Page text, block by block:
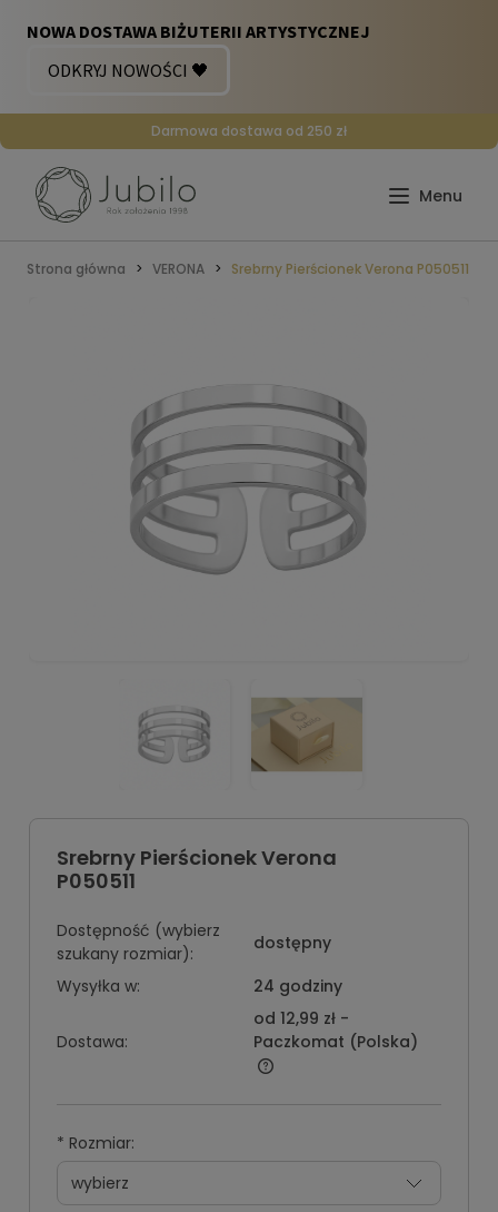
Darmowa dostawa od 250 zł
Strona główna VERONA Srebrny Pierścionek Verona P050511
Srebrny Pierścionek Verona
P050511
Dostępność (wybierz
szukany rozmiar):
dostępny
Wysyłka w:
24 godziny
Dostawa:
od 12,99 zł -
Paczkomat (Polska)
* Rozmiar: